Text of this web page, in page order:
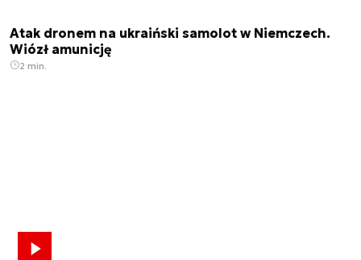
Atak dronem na ukraiński samolot w Niemczech.
Wiózł amunicję
2 min.